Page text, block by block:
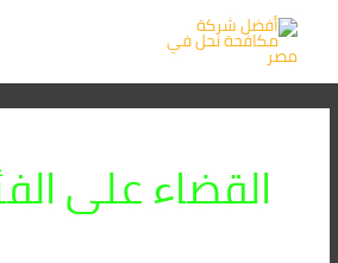
المحتوى
القضاء على